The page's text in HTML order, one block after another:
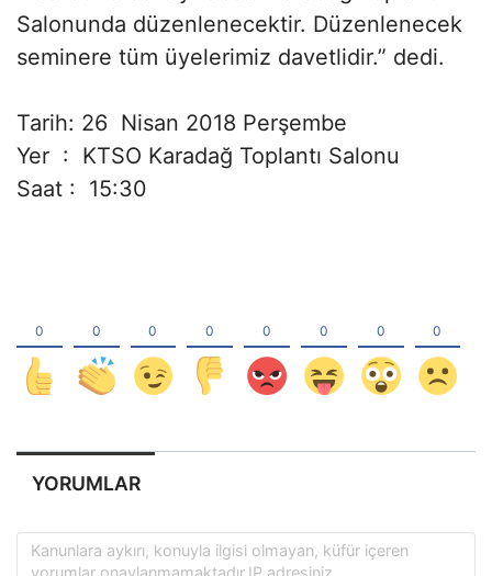
Salonunda düzenlenecektir. Düzenlenecek
seminere tüm üyelerimiz davetlidir.” dedi.
Tarih: 26 Nisan 2018 Perşembe
Yer : KTSO Karadağ Toplantı Salonu
Saat : 15:30
YORUMLAR